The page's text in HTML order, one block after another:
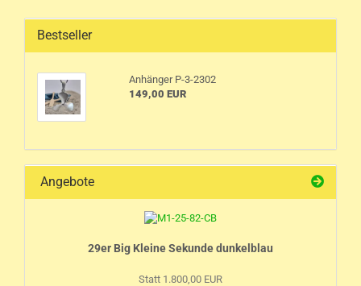
Bestseller
Anhänger P-3-2302
149,00 EUR
Angebote
29er Big Kleine Sekunde dunkelblau
Statt 1.800,00 EUR